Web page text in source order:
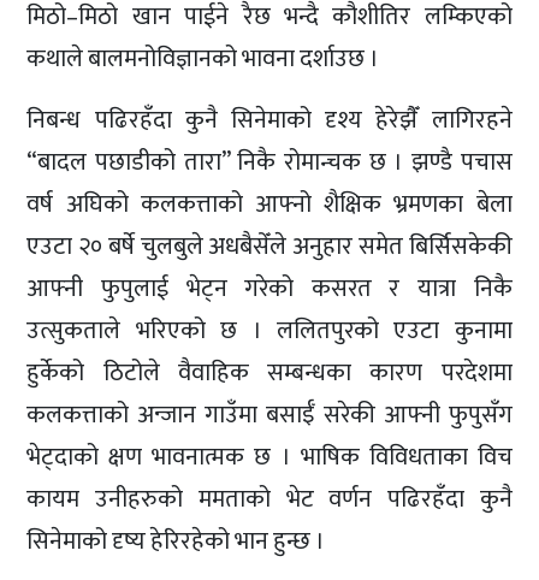
मिठो–मिठो खान पाईने रैछ भन्दै कौशीतिर लम्किएको
कथाले बालमनोविज्ञानको भावना दर्शाउछ ।
निबन्ध पढिरहँदा कुनै सिनेमाको दृश्य हेरेझैँ लागिरहने
“बादल पछाडीको तारा” निकै रोमान्चक छ । झण्डै पचास
वर्ष अघिको कलकत्ताको आफ्नो शैक्षिक भ्रमणका बेला
एउटा २० बर्षे चुलबुले अधबैसेँले अनुहार समेत बिर्सिसकेकी
आफ्नी फुपुलाई भेट्न गरेको कसरत र यात्रा निकै
उत्सुकताले भरिएको छ । ललितपुरको एउटा कुनामा
हुर्केको ठिटोले वैवाहिक सम्बन्धका कारण परदेशमा
कलकत्ताको अन्जान गाउँमा बसाईँ सरेकी आफ्नी फुपुसँग
भेट्दाको क्षण भावनात्मक छ । भाषिक विविधताका विच
कायम उनीहरुको ममताको भेट वर्णन पढिरहँदा कुनै
सिनेमाको दृष्य हेरिरहेको भान हुन्छ ।